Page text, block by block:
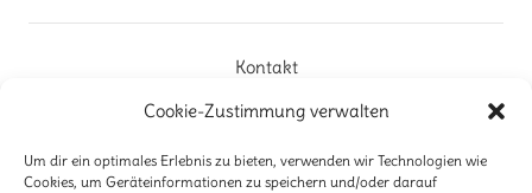
Cookie-Zustimmung verwalten
Um dir ein optimales Erlebnis zu bieten, verwenden wir Technologien wie
Cookies, um Geräteinformationen zu speichern und/oder darauf
Kontakt
Impressum
Haftungsausschluß